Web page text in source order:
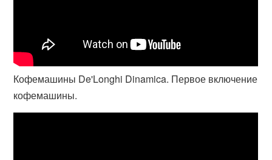
Кофемашины De'Longhi Dinamica. Первое включение
кофемашины.